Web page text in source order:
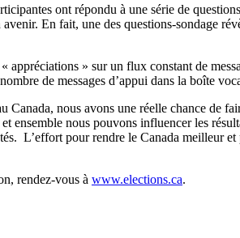
ont répondu à une série de
En fait, une des questions-sondage
appréciations » sur un flux constant de
de messages d’appui dans la boîte
Canada, nous avons une réelle chance de
ensemble nous pouvons influencer les
L’effort pour rendre le Canada meilleur
rendez-vous à www.elections.ca.